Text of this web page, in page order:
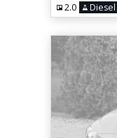
2.0 Diesel